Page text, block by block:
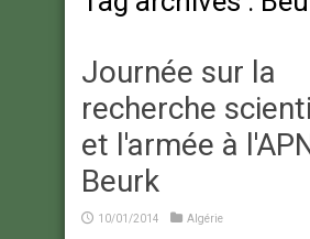
Journée sur la
recherche
et l'armée à
Beurk
10/01/2014 Algérie